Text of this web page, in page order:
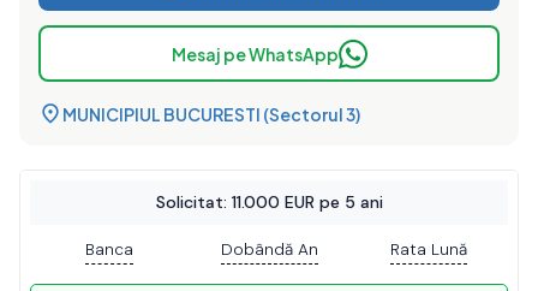
Mesaj pe WhatsApp
MUNICIPIUL BUCURESTI (Sectorul 3)